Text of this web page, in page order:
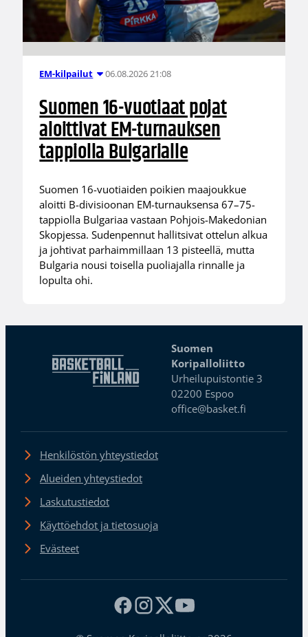
EM-kilpailut 06.08.2026 21:08
Suomen 16-vuotiaat pojat
aloittivat EM-turnauksen
tappiolla Bulgarialle
Suomen 16-vuotiaiden poikien maajoukkue
aloitti B-divisioonan EM-turnauksensa 67–75-
tappiolla Bulgariaa vastaan Pohjois-Makedonian
Skopjessa. Sudenpennut hallitsivat ottelun alkua
ja johtivat parhaimmillaan 13 pisteellä, mutta
Bulgaria nousi toisella puoliajalla rinnalle ja
lopulta ohi.
Suomen
Koripalloliitto
Urheilupuistontie 3
02200 Espoo
office@basket.fi
Henkilöstön yhteystiedot
Alueiden yhteystiedot
Laskutustiedot
Käyttöehdot ja tietosuoja
Evästeet